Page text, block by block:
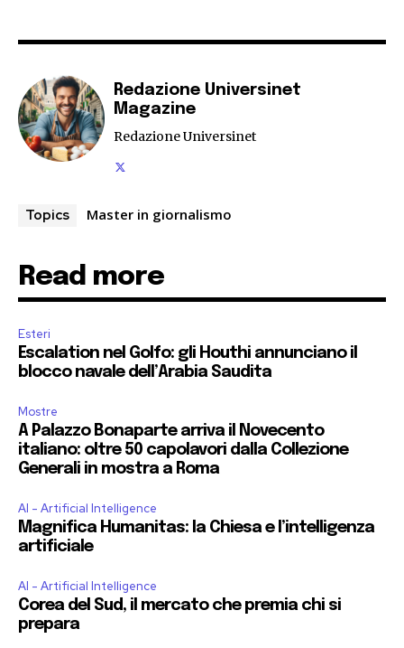
Redazione Universinet
Magazine
Redazione Universinet
Topics Master in giornalismo
Read more
Esteri
Escalation nel Golfo: gli Houthi annunciano il
blocco navale dell’Arabia Saudita
Mostre
A Palazzo Bonaparte arriva il Novecento
italiano: oltre 50 capolavori dalla Collezione
Generali in mostra a Roma
AI - Artificial Intelligence
Magnifica Humanitas: la Chiesa e l’intelligenza
artificiale
AI - Artificial Intelligence
Corea del Sud, il mercato che premia chi si
prepara